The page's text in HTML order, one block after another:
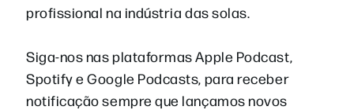
profissional na indústria das solas.
Siga-nos nas plataformas Apple Podcast,
Spotify e Google Podcasts, para receber
notificação sempre que lançamos novos